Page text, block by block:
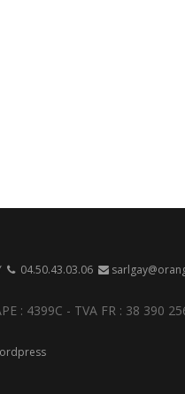
04.50.43.03.06
: 4399C - TVA FR : 38 390